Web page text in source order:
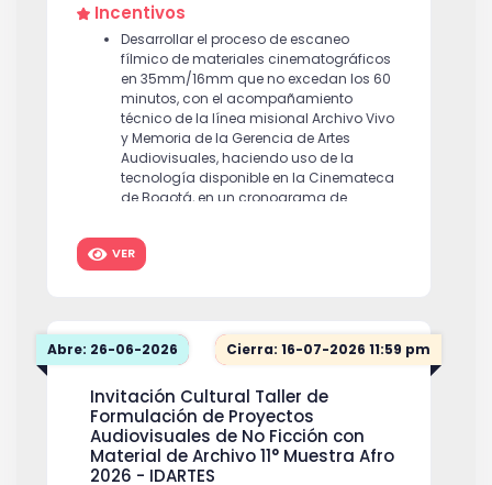
Incentivos
Desarrollar el proceso de escaneo
fílmico de materiales cinematográficos
en 35mm/16mm que no excedan los 60
minutos, con el acompañamiento
técnico de la línea misional Archivo Vivo
y Memoria de la Gerencia de Artes
Audiovisuales, haciendo uso de la
tecnología disponible en la Cinemateca
de Bogotá, en un cronograma de
Contar con un espacio en la
programación de la Cinemateca para
socializar el proyecto de preservación y
de Artes Audiovisuales.
VER
Abre: 26-06-2026 Cierra: 16-07-2026 11:59 pm
Invitación Cultural Taller de
Formulación de Proyectos
Audiovisuales de No Ficción con
Material de Archivo 11° Muestra Afro
2026 - IDARTES